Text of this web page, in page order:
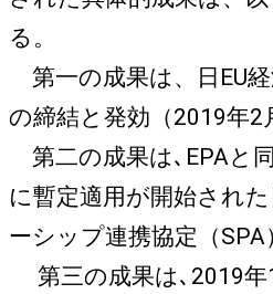
る。
第一の成果は、日EU経
の締結と発効（2019年2
第二の成果は､EPAと
に暫定適用が開始され
ーシップ連携協定（SPA
第三の成果は､2019年